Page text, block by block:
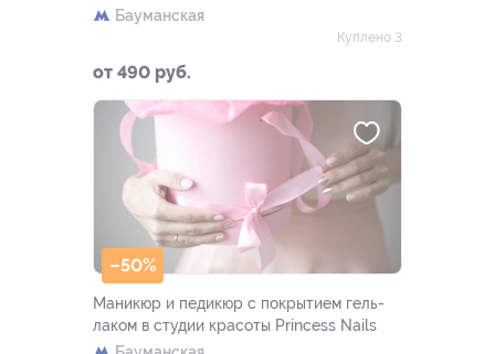
Бауманская
от 490 руб.
Куплено 3
–50%
Маникюр и педикюр с покрытием гель-
лаком в студии красоты Princess Nails